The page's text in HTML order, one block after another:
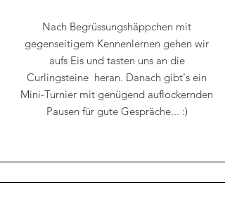
Nach Begrüssungshäppchen mit
gegenseitigem Kennenlernen gehen wir
aufs Eis und tasten uns an die
Curlingsteine heran. Danach gibt's ein
Mini-Turnier mit genügend auflockernden
Pausen für gute Gespräche... :)